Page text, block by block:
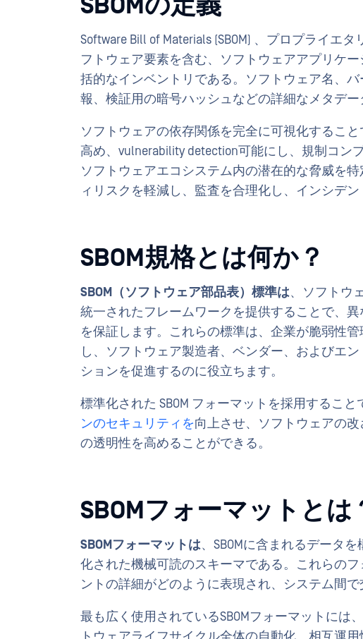
SBOMの定義
Software Bill of Materials (SBOM) 、プロプライエ
フトウェア要素を含む、ソフトウェアアプリケ
括的なインベントリである。ソフトウェア名、
報、検証用の暗号ハッシュなどの詳細なメタデー
ソフトウェアの依存関係を完全に可視化するこ
高め、vulnerability detection可能にし、規制コン
ソフトウェアエコシステム内の潜在的な脅威を
ィリスクを軽減し、監査を合理化し、インシデ
SBOM規格とは何か？
SBOM（ソフトウェア部品表）標準は、ソフトウ
統一されたフレームワークを提供することで、
を保証します。これらの標準は、企業が脆弱性
し、ソフトウェア製造者、ベンダー、およびエ
ションを促進するのに役立ちます。
標準化された SBOM フォーマットを採用すること
ンのセキュリティを向上させ、ソフトウェアの
の透明性を高めることができる。
SBOMフォーマットとは
SBOMフォーマットは、SBOMに含まれるデータ
化された機械可読のスキーマである。これらの
ントの詳細がどのように表現され、システム間で
最も広く使用されているSBOMフォーマットには、